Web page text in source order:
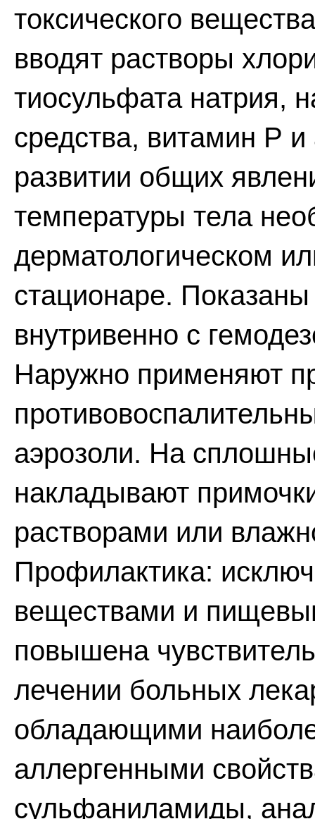
токсического
вводят растворы
тиосульфата натрия,
средства, витамин Р
развитии общих
температуры тела
дерматологическом
стационаре.
внутривенно с
Наружно применяют
аэрозоли. На
накладывают
растворами или
Профилактика:
веществами и
повышена
лечении больных
обладающими
аллергенными
сульфаниламиды,